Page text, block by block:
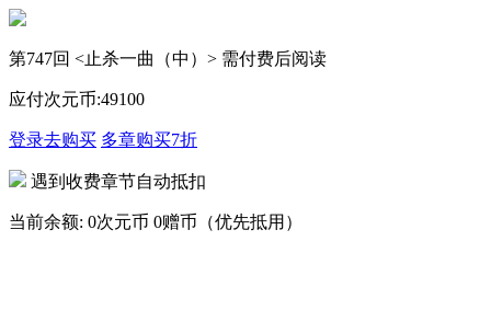
第747回 <止杀一曲（中）> 需付费后阅读
应付次元币:49100
登录去购买 多章购买7折
遇到收费章节自动抵扣
当前余额: 0次元币 0赠币（优先抵用）